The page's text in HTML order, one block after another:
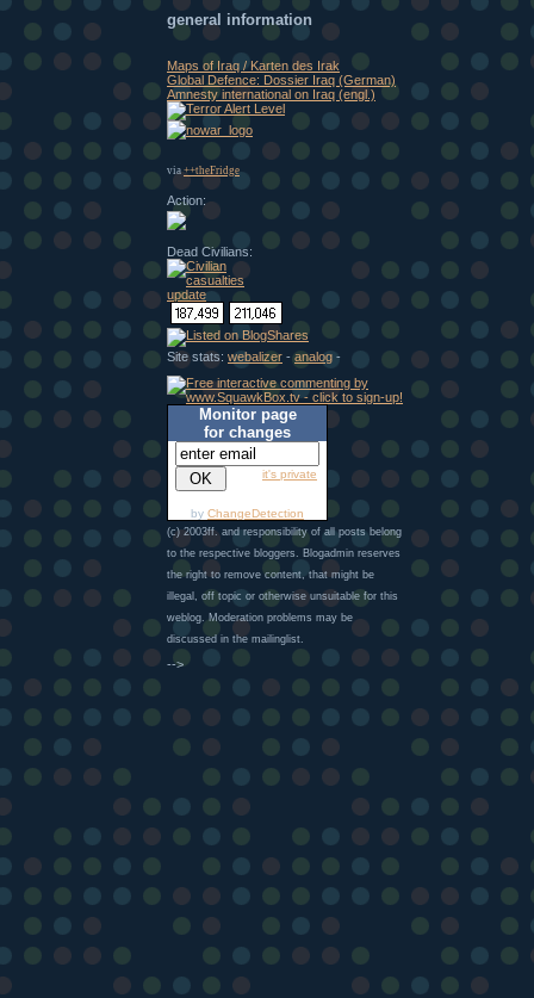
general information
Maps of Iraq / Karten des Irak
Global Defence: Dossier Iraq (German)
Amnesty international on Iraq (engl.)
via++theFridge
Action:
Dead Civilians:
Site stats: webalizer - analog -
Monitor page
for changes
it's private
by ChangeDetection
(c) 2003ff. and responsibility of all posts belong
to the respective bloggers. Blogadmin reserves
the right to remove content, that might be
illegal, off topic or otherwise unsuitable for this
weblog. Moderation problems may be
discussed in the mailinglist.
-->